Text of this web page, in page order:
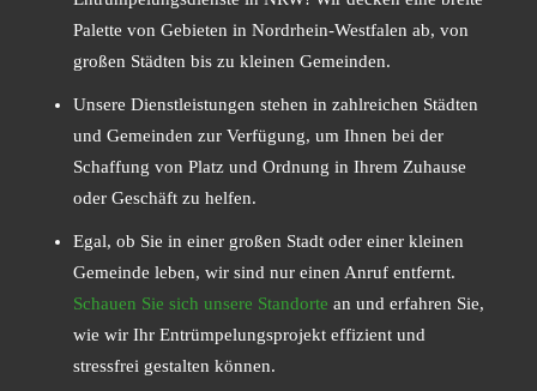
Palette von Gebieten in Nordrhein-Westfalen ab, von
großen Städten bis zu kleinen Gemeinden.
Unsere Dienstleistungen stehen in zahlreichen Städten
und Gemeinden zur Verfügung, um Ihnen bei der
Schaffung von Platz und Ordnung in Ihrem Zuhause
oder Geschäft zu helfen.
Egal, ob Sie in einer großen Stadt oder einer kleinen
Gemeinde leben, wir sind nur einen Anruf entfernt.
Schauen Sie sich unsere Standorte an und erfahren Sie,
wie wir Ihr Entrümpelungsprojekt effizient und
stressfrei gestalten können.